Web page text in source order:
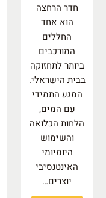
חדר הרחצה
הוא אחד
החללים
המורכבים
ביותר לתחזוקה
בבית הישראלי.
המגע התמידי
עם המים,
הלחות הכלואה
והשימוש
היומיומי
האינטנסיבי
יוצרים…